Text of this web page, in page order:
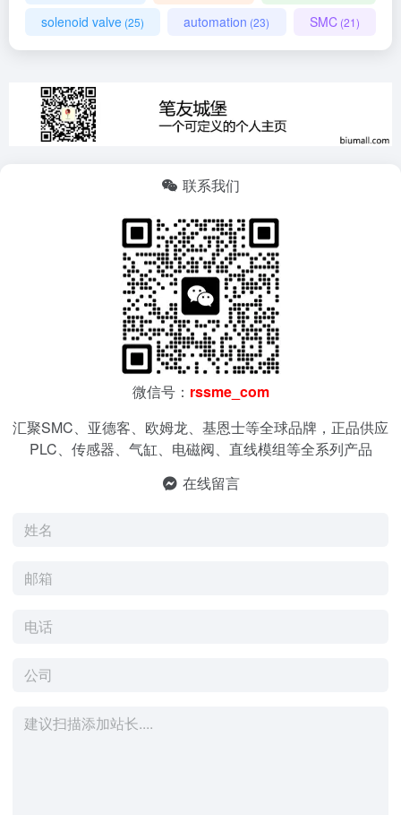
solenoid valve (25) automation (23) SMC(21)
联系我们
微信号： rssme_com
汇聚SMC、亚德客、欧姆龙、基恩士等全球品牌，正品供应
PLC、传感器、气缸、电磁阀、直线模组等全系列产品
在线留言